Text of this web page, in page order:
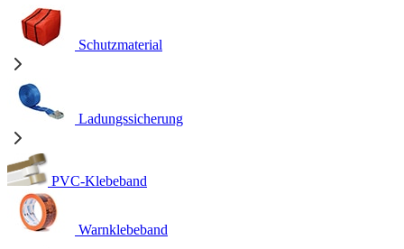
Schutzmaterial
Ladungssicherung
PVC-Klebeband
Warnklebeband